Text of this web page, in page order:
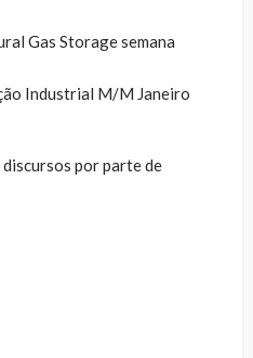
Gas Storage semana
Industrial M/M Janeiro
por parte de